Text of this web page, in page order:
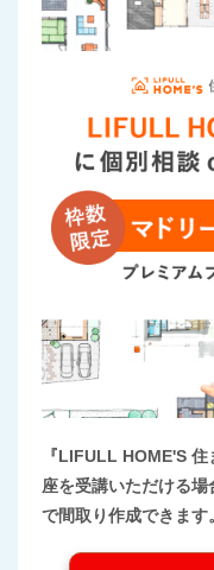
『LIFULL HOME'S
座を受講いただける
で間取り作成できます。